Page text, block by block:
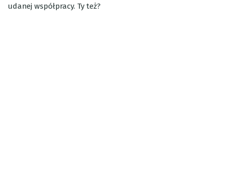
udanej współpracy. Ty też?